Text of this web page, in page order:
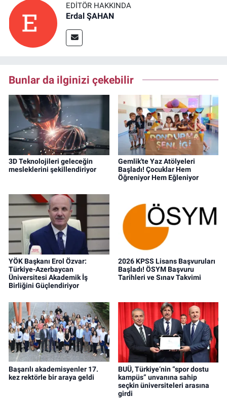
EDITÖR HAKKINDA
Erdal ŞAHAN
Bunlar da ilginizi çekebilir
3D Teknolojileri geleceğin
mesleklerini şekillendiriyor
Gemlik'te Yaz Atölyeleri
Başladı! Çocuklar Hem
Öğreniyor Hem Eğleniyor
YÖK Başkanı Erol Özvar:
Türkiye-Azerbaycan
Üniversitesi Akademik İş
Birliğini Güçlendiriyor
2026 KPSS Lisans Başvuruları
Başladı! ÖSYM Başvuru
Tarihleri ve Sınav Takvimi
Başarılı akademisyenler 17.
kez rektörle bir araya geldi
BUÜ, Türkiye’nin “spor dostu
kampüs” unvanına sahip
seçkin üniversiteleri arasına
girdi